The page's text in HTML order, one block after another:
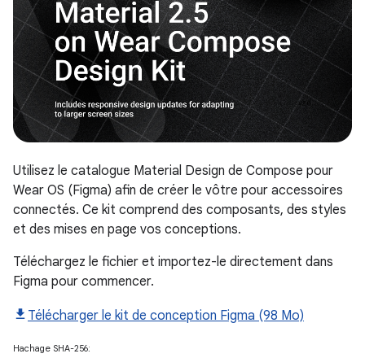
Utilisez le catalogue Material Design de Compose pour
Wear OS (Figma) afin de créer le vôtre pour accessoires
connectés. Ce kit comprend des composants, des styles
et des mises en page vos conceptions.
Téléchargez le fichier et importez-le directement dans
Figma pour commencer.
Télécharger le kit de conception Figma (98 Mo)
Hachage SHA-256: